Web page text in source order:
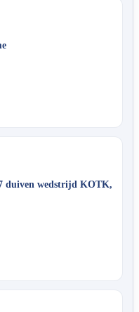
duiven wedstrijd KOTK,